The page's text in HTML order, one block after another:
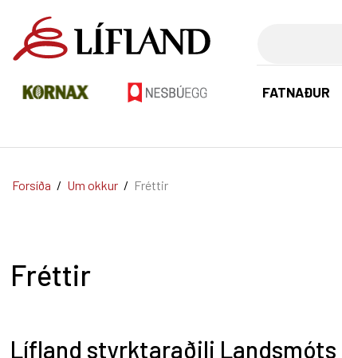
FATNAÐUR
Forsíða / Um okkur / Fréttir
Fréttir
Lífland styrktaraðili Landsmóts